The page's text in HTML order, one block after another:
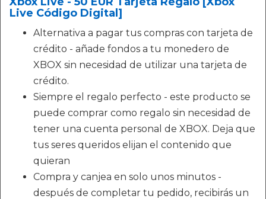
Live Código Digital]
Alternativa a pagar tus compras con tarjeta de
crédito - añade fondos a tu monedero de
XBOX sin necesidad de utilizar una tarjeta de
crédito.
Siempre el regalo perfecto - este producto se
puede comprar como regalo sin necesidad de
tener una cuenta personal de XBOX. Deja que
tus seres queridos elijan el contenido que
quieran
Compra y canjea en solo unos minutos -
después de completar tu pedido, recibirás un